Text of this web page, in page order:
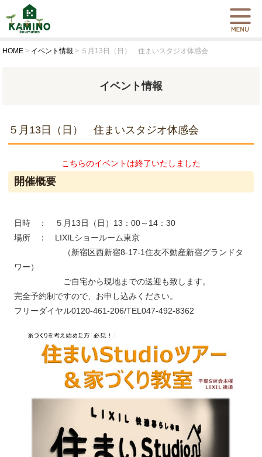
HOME > イベント情報 > ５月13日（日） 住まいスタジオ体感会
イベント情報
５月13日（日） 住まいスタジオ体感会
こちらのイベントは終了いたしました
開催概要
日時 ： ５月13日（日）13：00～14：30
場所 ： LIXILショールーム東京
（新宿区西新宿8-17-1住友不動産新宿グランドタ
ワー）
ご自宅から現地までの送迎も致します。
完全予約制ですので、お申し込みください。
フリーダイヤル0120-461-206/TEL047-492-8362